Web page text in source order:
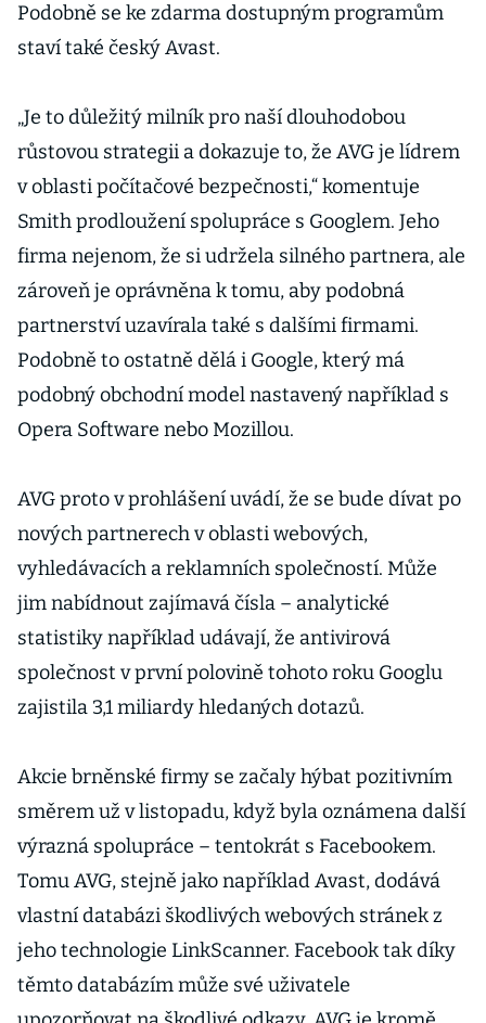
Podobně se ke zdarma dostupným programům
staví také český Avast.
„Je to důležitý milník pro naší dlouhodobou
růstovou strategii a dokazuje to, že AVG je lídrem
v oblasti počítačové bezpečnosti,“ komentuje
Smith prodloužení spolupráce s Googlem. Jeho
firma nejenom, že si udržela silného partnera, ale
zároveň je oprávněna k tomu, aby podobná
partnerství uzavírala také s dalšími firmami.
Podobně to ostatně dělá i Google, který má
podobný obchodní model nastavený například s
Opera Software nebo Mozillou.
AVG proto v prohlášení uvádí, že se bude dívat po
nových partnerech v oblasti webových,
vyhledávacích a reklamních společností. Může
jim nabídnout zajímavá čísla – analytické
statistiky například udávají, že antivirová
společnost v první polovině tohoto roku Googlu
zajistila 3,1 miliardy hledaných dotazů.
Akcie brněnské firmy se začaly hýbat pozitivním
směrem už v listopadu, když byla oznámena další
výrazná spolupráce – tentokrát s Facebookem.
Tomu AVG, stejně jako například Avast, dodává
vlastní databázi škodlivých webových stránek z
jeho technologie LinkScanner. Facebook tak díky
těmto databázím může své uživatele